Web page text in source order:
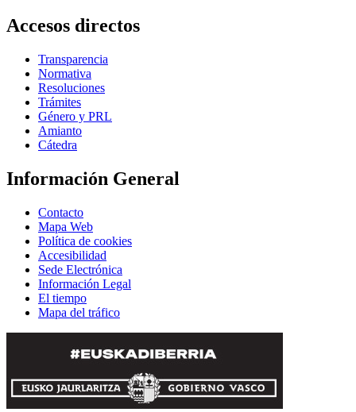
Accesos directos
Transparencia
Normativa
Resoluciones
Trámites
Género y PRL
Amianto
Cátedra
Información General
Contacto
Mapa Web
Política de cookies
Accesibilidad
Sede Electrónica
Información Legal
El tiempo
Mapa del tráfico